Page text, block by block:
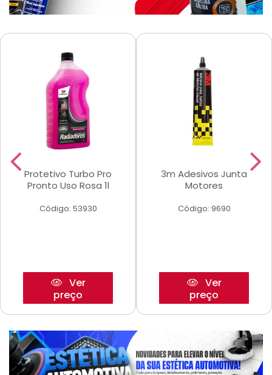
Protetivo Turbo Pro
Pronto Uso Rosa 1l
Código: 53930
Ver
preço
3m Adesivos Junta
Motores
Código: 9690
Ver
preço